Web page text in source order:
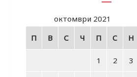
октомври 2021
П
В С Ч П С Н
1 2 3